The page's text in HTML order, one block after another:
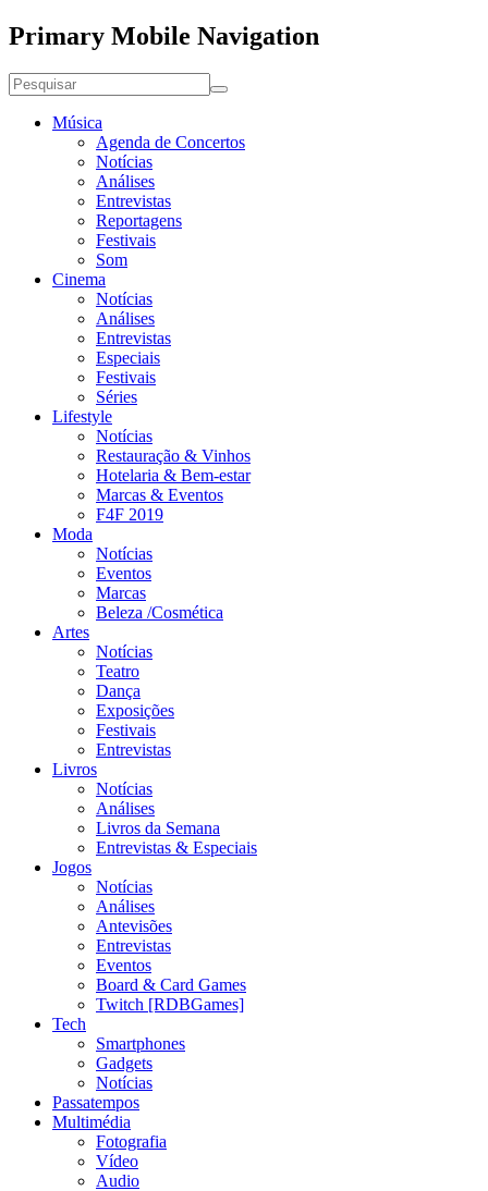
Primary Mobile Navigation
Música
Agenda de Concertos
Notícias
Análises
Entrevistas
Reportagens
Festivais
Som
Cinema
Notícias
Análises
Entrevistas
Especiais
Festivais
Séries
Lifestyle
Notícias
Restauração & Vinhos
Hotelaria & Bem-estar
Marcas & Eventos
F4F 2019
Moda
Notícias
Eventos
Marcas
Beleza /Cosmética
Artes
Notícias
Teatro
Dança
Exposições
Festivais
Entrevistas
Livros
Notícias
Análises
Livros da Semana
Entrevistas & Especiais
Jogos
Notícias
Análises
Antevisões
Entrevistas
Eventos
Board & Card Games
Twitch [RDBGames]
Tech
Smartphones
Gadgets
Notícias
Passatempos
Multimédia
Fotografia
Vídeo
Audio